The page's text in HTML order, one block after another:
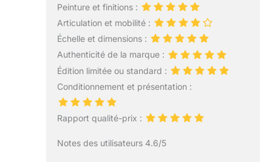
Peinture et finitions :
Articulation et mobilité :
Échelle et dimensions :
Authenticité de la marque :
Édition limitée ou standard :
Conditionnement et présentation :
Rapport qualité-prix :
Notes des utilisateurs 4.6/5